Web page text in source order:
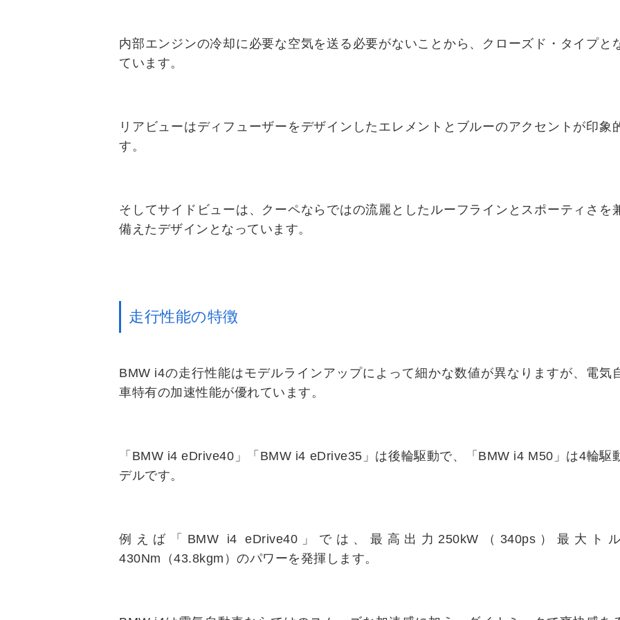
内部エンジンの冷却に必要な空気を送る必要がないことから、クローズド・タイプと
ています。
リアビューはディフューザーをデザインしたエレメントとブルーのアクセントが印象
す。
そしてサイドビューは、クーペならではの流麗としたルーフラインとスポーティさを
備えたデザインとなっています。
走行性能の特徴
BMW i4の走行性能はモデルラインアップによって細かな数値が異なりますが、電気
車特有の加速性能が優れています。
「BMW i4 eDrive40」「BMW i4 eDrive35」は後輪駆動で、「BMW i4 M50」は4輪駆
デルです。
例えば「BMW i4 eDrive40」では、最高出力250kW（340ps）最大ト
430Nm（43.8kgm）のパワーを発揮します。